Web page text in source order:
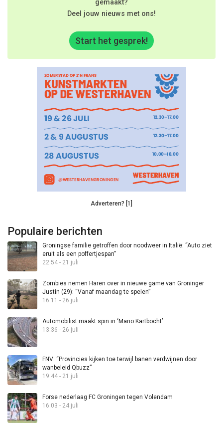
gemaakt?
Deel jouw nieuws met ons!
Start het gesprek!
Adverteren? [1]
Populaire berichten
Groningse familie getroffen door noodweer in Italië: “Auto ziet
eruit als een poffertjespan”
22:54 - 21 juli
Zombies nemen Haren over in nieuwe game van Groninger
Justin (29): “Vanaf maandag te spelen”
16:11 - 26 juli
Automobilist maakt spin in ‘Mario Kartbocht’
13:36 - 26 juli
FNV: “Provincies kijken toe terwijl banen verdwijnen door
wanbeleid Qbuzz”
19:44 - 21 juli
Forse nederlaag FC Groningen tegen Volendam
16:03 - 24 juli